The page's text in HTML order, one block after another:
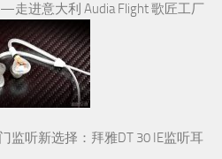
进意大利 Audia Flight 歌匠工厂
监听新选择：拜雅DT 30 IE监听耳